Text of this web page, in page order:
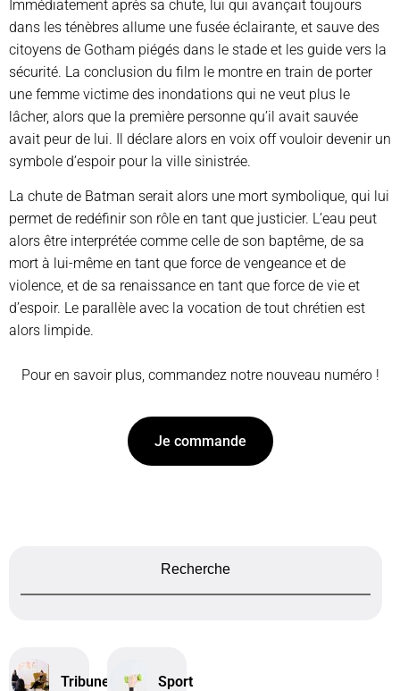
Immédiatement après sa chute, lui qui avançait toujours
dans les ténèbres allume une fusée éclairante, et sauve des
citoyens de Gotham piégés dans le stade et les guide vers la
sécurité. La conclusion du film le montre en train de porter
une femme victime des inondations qui ne veut plus le
lâcher, alors que la première personne qu’il avait sauvée
avait peur de lui. Il déclare alors en voix off vouloir devenir un
symbole d’espoir pour la ville sinistrée.
La chute de Batman serait alors une mort symbolique, qui lui
permet de redéfinir son rôle en tant que justicier. L’eau peut
alors être interprétée comme celle de son baptême, de sa
mort à lui-même en tant que force de vengeance et de
violence, et de sa renaissance en tant que force de vie et
d’espoir. Le parallèle avec la vocation de tout chrétien est
alors limpide.
Pour en savoir plus, commandez notre nouveau numéro !
Je commande
Recherche
Tribune Sport